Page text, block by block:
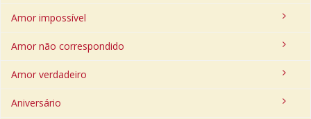
Amor impossível
Amor não correspondido
Amor verdadeiro
Aniversário